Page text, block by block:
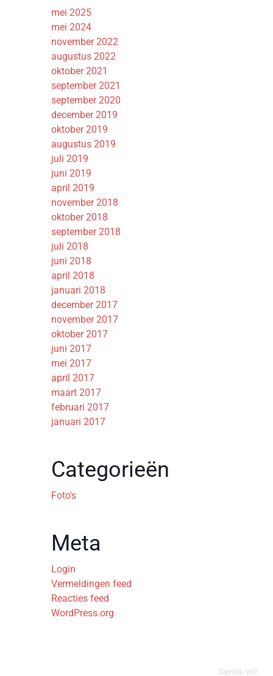
mei 2025
mei 2024
november 2022
augustus 2022
oktober 2021
september 2021
september 2020
december 2019
oktober 2019
augustus 2019
juli 2019
juni 2019
april 2019
november 2018
oktober 2018
september 2018
juli 2018
juni 2018
april 2018
januari 2018
december 2017
november 2017
oktober 2017
juni 2017
mei 2017
april 2017
maart 2017
februari 2017
januari 2017
Categorieën
Foto's
Meta
Login
Vermeldingen feed
Reacties feed
WordPress.org
Sierink-WP